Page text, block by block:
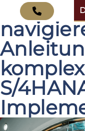
Das
S/